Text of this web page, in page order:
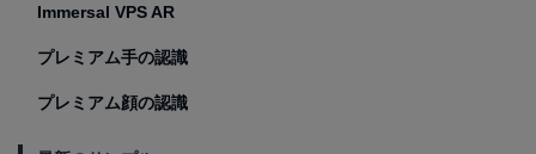
Immersal VPS AR
プレミアム手の認識
プレミアム顔の認識